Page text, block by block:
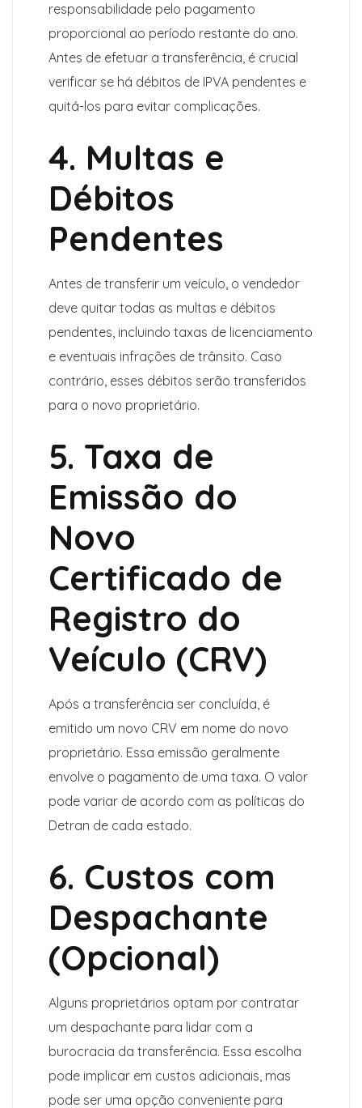
responsabilidade pelo pagamento
proporcional ao período restante do ano.
Antes de efetuar a transferência, é crucial
verificar se há débitos de IPVA pendentes e
quitá-los para evitar complicações.
4. Multas e
Débitos
Pendentes
Antes de transferir um veículo, o vendedor
deve quitar todas as multas e débitos
pendentes, incluindo taxas de licenciamento
e eventuais infrações de trânsito. Caso
contrário, esses débitos serão transferidos
para o novo proprietário.
5. Taxa de
Emissão do
Novo
Certificado de
Registro do
Veículo (CRV)
Após a transferência ser concluída, é
emitido um novo CRV em nome do novo
proprietário. Essa emissão geralmente
envolve o pagamento de uma taxa. O valor
pode variar de acordo com as políticas do
Detran de cada estado.
6. Custos com
Despachante
(Opcional)
Alguns proprietários optam por contratar
um despachante para lidar com a
burocracia da transferência. Essa escolha
pode implicar em custos adicionais, mas
pode ser uma opção conveniente para